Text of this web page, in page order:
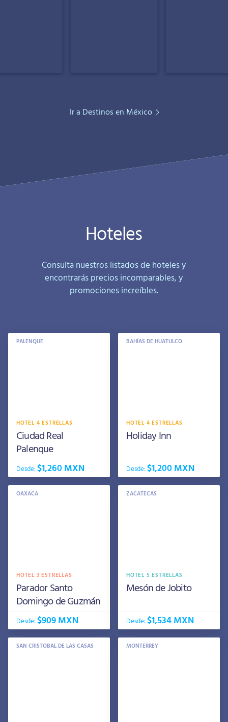
Ir a Destinos en México
Hoteles
Consulta nuestros listados de hoteles y
encontrarás precios incomparables, y
promociones increíbles.
PALENQUE
HOTEL 4 ESTRELLAS
Ciudad Real
Palenque
Desde:$1,260 MXN
BAHÍAS DE HUATULCO
HOTEL 4 ESTRELLAS
Holiday Inn
Desde:$1,200 MXN
OAXACA
HOTEL 3 ESTRELLAS
Parador Santo
Domingo de Guzmán
Desde:$909 MXN
ZACATECAS
HOTEL 5 ESTRELLAS
Mesón de Jobito
Desde:$1,534 MXN
SAN CRISTOBAL DE LAS CASAS MONTERREY